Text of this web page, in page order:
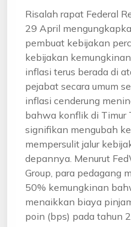
Risalah rapat Federal
29 April
pembuat kebijakan
kebijakan
inflasi terus berada di
pejabat secara umum
inflasi cenderung
bahwa konflik di Timur
signifikan mengubah
mempersulit jalur
depannya. Menurut
Group, para pedagang
50% kemungkinan
menaikkan biaya
poin (bps) pada tahun